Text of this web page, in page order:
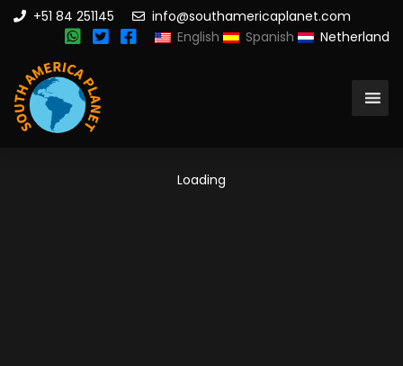
+51 84 251145
info@southamericaplanet.com
English
Spanish Netherland
Loading